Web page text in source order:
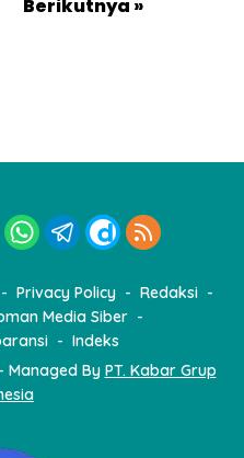
Berikutnya »
Privacy Policy
Redaksi
Media Siber
Indeks
By PT. Kabar Grup